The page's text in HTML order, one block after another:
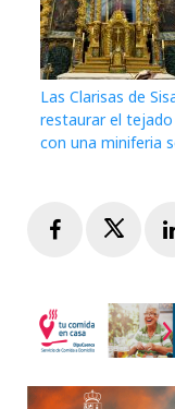
Las Clarisas de
restaurar el
con una miniferia
Facebook